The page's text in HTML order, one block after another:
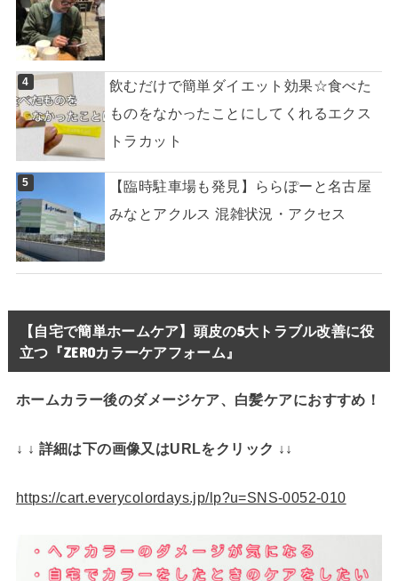
飲むだけで簡単ダイエット効果☆食べた
ものをなかったことにしてくれるエクス
トラカット
【臨時駐車場も発見】ららぽーと名古屋
みなとアクルス 混雑状況・アクセス
【自宅で簡単ホームケア】頭皮の5大トラブル改善に役
立つ『ZEROカラーケアフォーム』
ホームカラー後のダメージケア、白髪ケアにおすすめ！
↓ ↓ 詳細は下の画像又はURLをクリック ↓↓
https://cart.everycolordays.jp/lp?u=SNS-0052-010